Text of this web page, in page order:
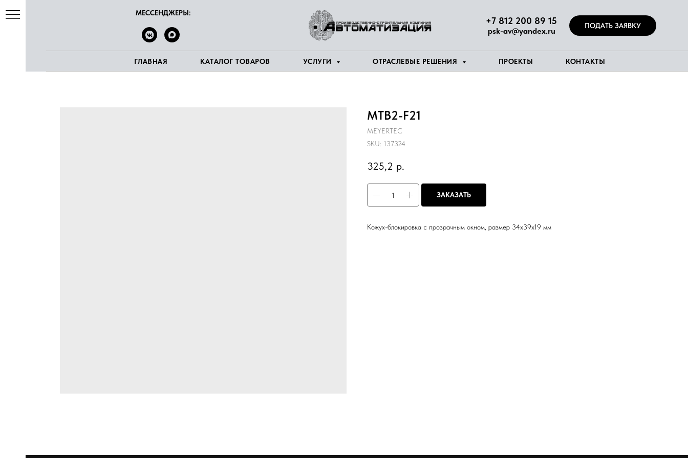
МЕССЕНДЖЕРЫ:
+7 812 200 89 15
psk-av@yandex.ru
ПОДАТЬ ЗАЯВКУ
ГЛАВНАЯ КАТАЛОГ ТОВАРОВ УСЛУГИ ОТРАСЛЕВЫЕ РЕШЕНИЯ ПРОЕКТЫ КОНТАКТЫ
MTB2-F21
MEYERTEC
SKU: 137324
325,2 р.
ЗАКАЗАТЬ
Кожух-блокировка с прозрачным окном, размер 34x39x19 мм